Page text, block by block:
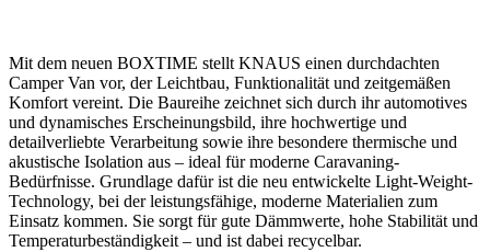
Mit dem neuen BOXTIME stellt KNAUS einen durchdachten
Camper Van vor, der Leichtbau, Funktionalität und zeitgemäßen
Komfort vereint. Die Baureihe zeichnet sich durch ihr automotives
und dynamisches Erscheinungsbild, ihre hochwertige und
detailverliebte Verarbeitung sowie ihre besondere thermische und
akustische Isolation aus – ideal für moderne Caravaning‐
Bedürfnisse. Grundlage dafür ist die neu entwickelte Light‐Weight‐
Technology, bei der leistungsfähige, moderne Materialien zum
Einsatz kommen. Sie sorgt für gute Dämmwerte, hohe Stabilität und
Temperaturbeständigkeit – und ist dabei recycelbar.